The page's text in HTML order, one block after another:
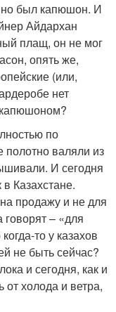
но был капюшон. И
Айдархан
плащ, он не мог
опять же,
(или,
нет
по
полотно валяли из
И сегодня
Казахстане.
продажу и не для
говорят – «для
то у казахов
не быть сейчас?
и сегодня, как и
от холода и ветра,